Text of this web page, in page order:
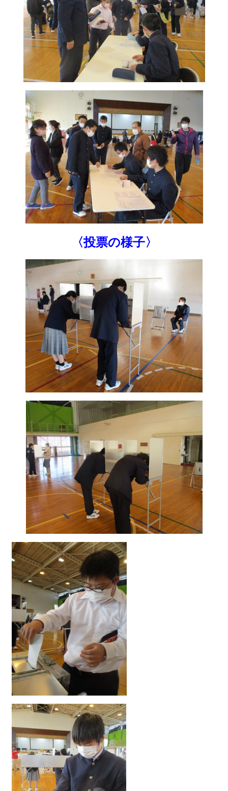
〈投票の様子〉